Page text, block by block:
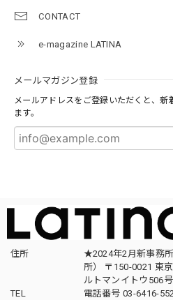
CONTACT
e-magazine LATINA
メールマガジン登録
メールアドレスをご登録いただくと、
ます。
住所
★2024年2月新事務
所） 〒150-0021 東
ルトマンイトウ506号
TEL
電話番号 03-6416-